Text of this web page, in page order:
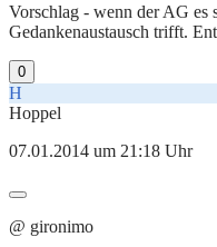
Vorschlag - wenn der AG es
Gedankenaustausch trifft.
0
H
Hoppel
07.01.2014 um 21:18 Uhr
@ gironimo